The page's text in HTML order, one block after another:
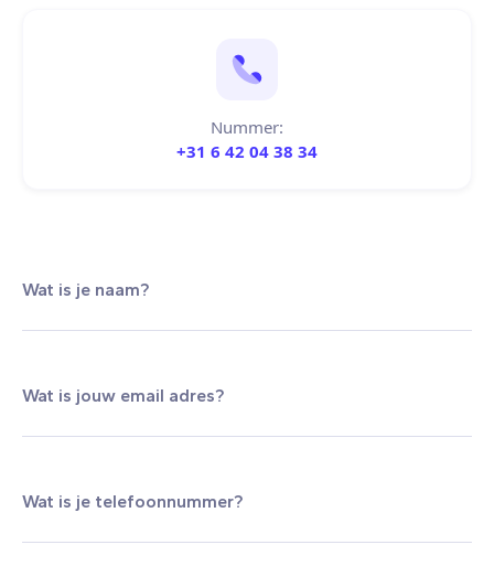
Nummer:
+31 6 42 04 38 34